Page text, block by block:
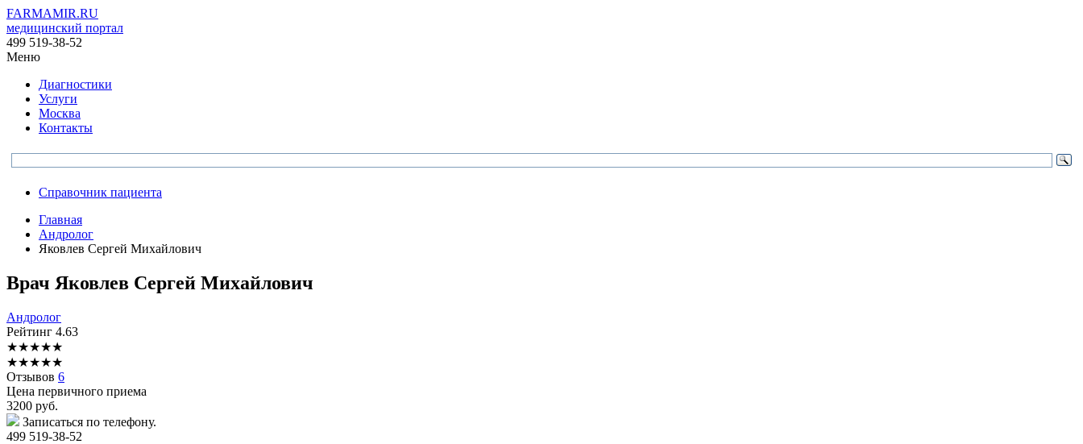
FARMAMIR.RU
медицинский портал
499 519-38-52
Меню
Диагностики
Услуги
Москва
Контакты
Справочник пациента
Главная
Андролог
Яковлев Сергей Михайлович
Врач Яковлев Сергей Михайлович
Андролог
Рейтинг 4.63
★★★★★
★★★★★
Отзывов 6
Цена первичного приема
3200 руб.
Записаться по телефону.
499 519-38-52